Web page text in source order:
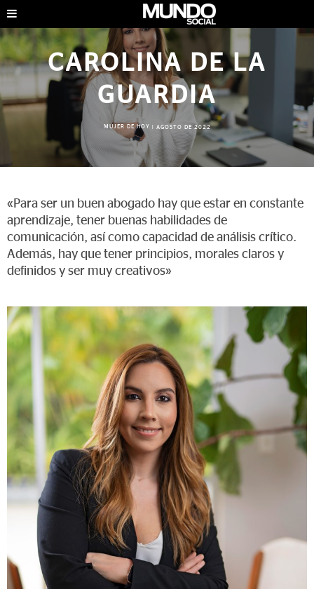
CAROLINA DE LA
GUARDIA
MUJER DE HOY AGOSTO DE 2022
«Para ser un buen abogado hay que estar en constante
aprendizaje, tener buenas habilidades de
comunicación, así como capacidad de análisis crítico.
Además, hay que tener principios, morales claros y
definidos y ser muy creativos»